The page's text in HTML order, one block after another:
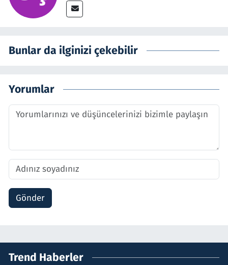
Bunlar da ilginizi çekebilir
Yorumlar
Gönder
Trend Haberler